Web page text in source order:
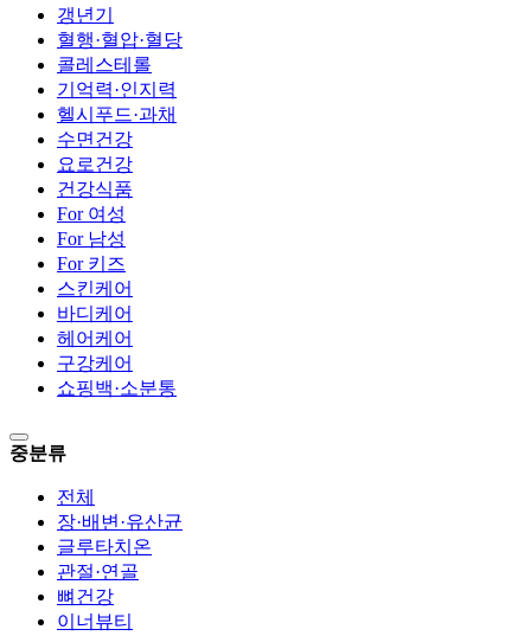
갱년기
혈행·혈압·혈당
콜레스테롤
기억력·인지력
헬시푸드·과채
수면건강
요로건강
건강식품
For 여성
For 남성
For 키즈
스킨케어
바디케어
헤어케어
구강케어
쇼핑백·소분통
중분류
전체
장·배변·유산균
글루타치온
관절·연골
뼈건강
이너뷰티